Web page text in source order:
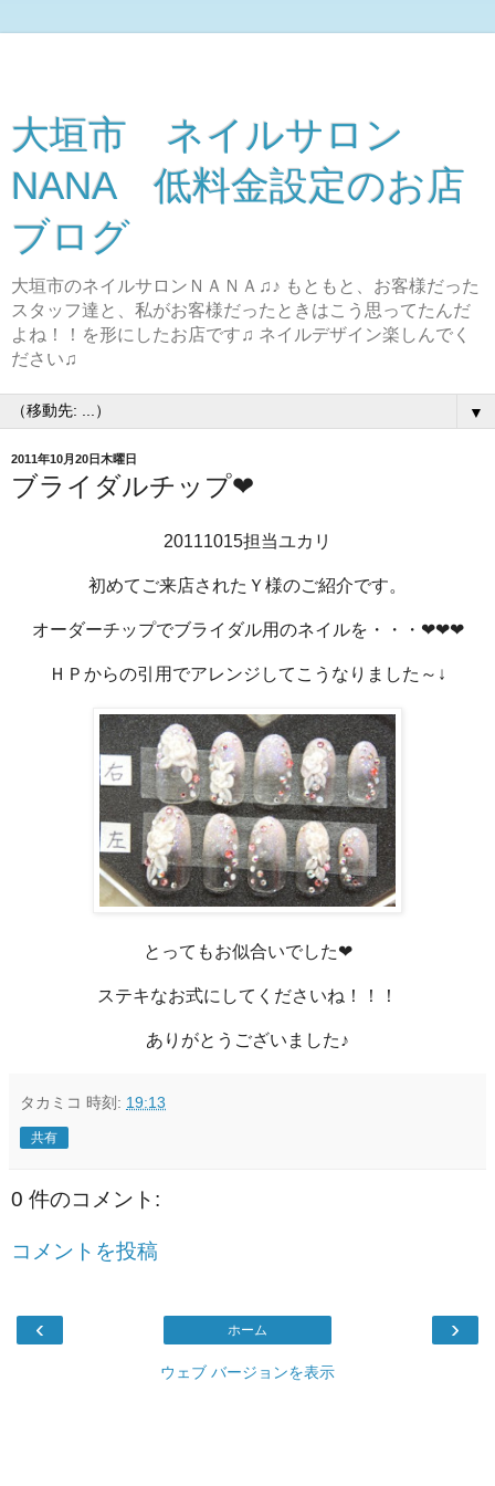
大垣市 ネイルサロン
NANA 低料金設定のお店
ブログ
大垣市のネイルサロンＮＡＮＡ♫♪ もともと、お客様だった
スタッフ達と、私がお客様だったときはこう思ってたんだ
よね！！を形にしたお店です♫ ネイルデザイン楽しんでく
ださい♫
▼
2011年10月20日木曜日
ブライダルチップ❤
20111015担当ユカリ
初めてご来店されたＹ様のご紹介です。
オーダーチップでブライダル用のネイルを・・・❤❤❤
ＨＰからの引用でアレンジしてこうなりました～↓
とってもお似合いでした❤
ステキなお式にしてくださいね！！！
ありがとうございました♪
タカミコ 時刻: 19:13
共有
0 件のコメント:
コメントを投稿
‹ ›
ホーム
ウェブ バージョンを表示